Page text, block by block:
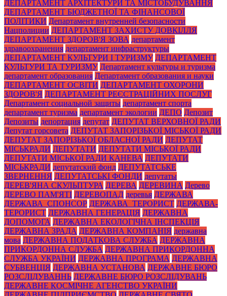
ДЕПАРТАМЕНТ АРХІТЕКТУРИ ТА МІСТОБУДУВАННЯ
ДЕПАРТАМЕНТ БЮДЖЕТНОЇ ТА ФІНАНСОВОЇ
ПОЛІТИКИ Департамент внутренней безопасности
Нацполиции ДЕПАРТАМЕНТ ЗАХИСТУ ДОВКІЛЛЯ
ДЕПАРТАМЕНТ ЗДОРОВ'Я ЗОВА департамент
здравоохранения департамент инфраструктуры
ДЕПАРТАМЕНТ КУЛЬТУРИ І ТУРИЗМУ ДЕПАРТАМЕНТ
КУЛЬТУРИ ТА ТУРИЗМУ Департамент культуры и туризма
департамент образования Департамент образования и науки
ДЕПАРТАМЕНТ ОСВІТИ ДЕПАРТАМЕНТ ОХОРОНИ
ЗДОРОВ'Я ДЕПАРТАМЕНТ РЕЄСТРАЦІЙНИХ ПОСЛУГ
Департамент социальной защиты департамент спорта
департамент туризма департамент экологии ДЕПО Депозит
Депозиты депортация депутат ДЕПУТАТ ВЕРХОВНОЇ РАДИ
Депутат горсовета ДЕПУТАТ ЗАПОРІЗЬКОЇ МІСЬКОЇ РАДИ
ДЕПУТАТ ЗАПОРІЗЬКОЇ ОБЛАСНОЇ РАДИ ДЕПУТАТ
МІСЬКРАДИ ДЕПУТАТИ ДЕПУТАТИ МІСЬКОЇ РАДИ
ДЕПУТАТИ МІСЬКОЇ РАДИ КАНЕВА ДЕПУТАТИ
МІСЬКРАДИ депутатский фонд ДЕПУТАТСЬКЕ
ЗВЕРНЕННЯ ДЕПУТАТСЬКІ ФОНДИ депутаты
ДЕРЕВ'ЯНА СКУЛЬПТУРА ДЕРЕВА ДЕРЕВИНА Дерево
ДЕРЕВО ПАМ'ЯТІ ДЕРЕВОПАД деревья ДЕРЖАВА
ДЕРЖАВА_СПОНСОР ДЕРЖАВА_ТЕРОРИСТ ДЕРЖАВА-
ТЕРОРИСТ ДЕРЖАВНА ГЕНЕРАЦІЯ ДЕРЖАВНА
ДОПОМОГА ДЕРЖАВНА ЕКОЛОГІЧНА ІНСПЕКЦІЯ
ДЕРЖАВНА ЗРАДА ДЕРЖАВНА КОМПАНІЯ державна
мова ДЕРЖАВНА ПОДАТКОВА СЛУЖБА ДЕРЖАВНА
ПРИКОРДОННА СЛУЖБА ДЕРЖАВНА ПРИКОРДОННА
СЛУЖБА УКРАЇНИ ДЕРЖАВНА ПРОГРАМА ДЕРЖАВНА
СУБВЕНЦІЯ ДЕРЖАВНА УСТАНОВА ДЕРЖАВНЕ БЮРО
РОЗСЛІДУВАННЬ ДЕРЖАВНЕ БЮРО РОЗСЛІДУВАНЬ
ДЕРЖАВНЕ КОСМІЧНЕ АГЕНСТВО УКРАЇНИ